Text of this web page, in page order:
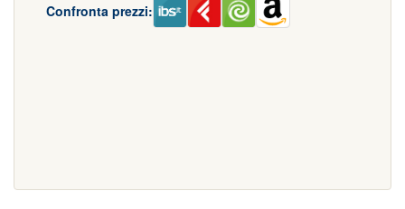
Confronta prezzi: